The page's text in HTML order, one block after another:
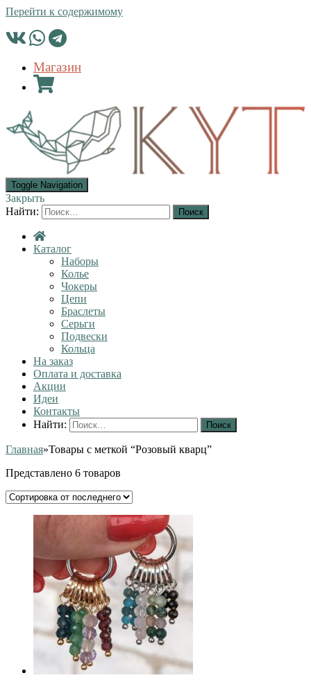
Перейти к содержимому
Магазин
Toggle Navigation
Закрыть
Найти:
Каталог
Наборы
Колье
Чокеры
Цепи
Браслеты
Серьги
Подвески
Кольца
На заказ
Оплата и доставка
Акции
Идеи
Контакты
Найти:
Главная»Товары с меткой “Розовый кварц”
Представлено 6 товаров